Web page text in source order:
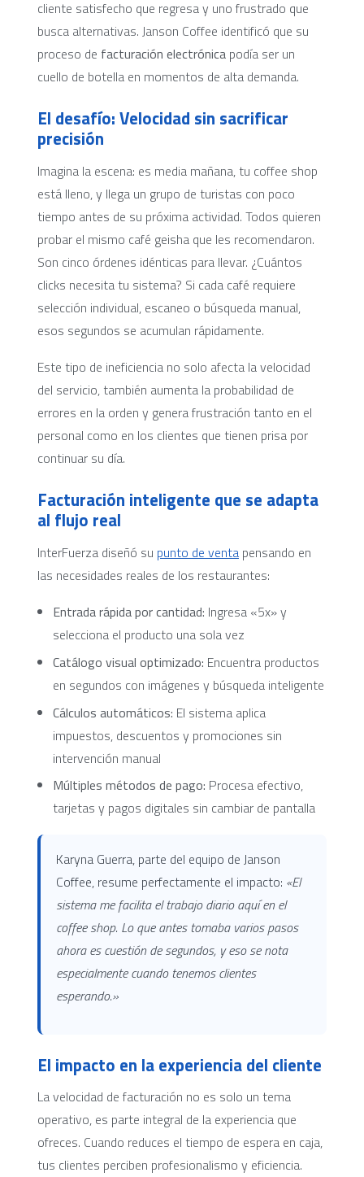
cliente satisfecho que regresa y uno frustrado que
busca alternativas. Janson Coffee identificó que su
proceso de facturación electrónica podía ser un
cuello de botella en momentos de alta demanda.
El desafío: Velocidad sin sacrificar
precisión
Imagina la escena: es media mañana, tu coffee shop
está lleno, y llega un grupo de turistas con poco
tiempo antes de su próxima actividad. Todos quieren
probar el mismo café geisha que les recomendaron.
Son cinco órdenes idénticas para llevar. ¿Cuántos
clicks necesita tu sistema? Si cada café requiere
selección individual, escaneo o búsqueda manual,
esos segundos se acumulan rápidamente.
Este tipo de ineficiencia no solo afecta la velocidad
del servicio, también aumenta la probabilidad de
errores en la orden y genera frustración tanto en el
personal como en los clientes que tienen prisa por
continuar su día.
Facturación inteligente que se adapta
al flujo real
InterFuerza diseñó su punto de venta pensando en
las necesidades reales de los restaurantes:
Entrada rápida por cantidad: Ingresa «5x» y
selecciona el producto una sola vez
Catálogo visual optimizado: Encuentra productos
en segundos con imágenes y búsqueda inteligente
Cálculos automáticos: El sistema aplica
impuestos, descuentos y promociones sin
intervención manual
Múltiples métodos de pago: Procesa efectivo,
tarjetas y pagos digitales sin cambiar de pantalla
Karyna Guerra, parte del equipo de Janson
Coffee, resume perfectamente el impacto: «El
sistema me facilita el trabajo diario aquí en el
coffee shop. Lo que antes tomaba varios pasos
ahora es cuestión de segundos, y eso se nota
especialmente cuando tenemos clientes
esperando.»
El impacto en la experiencia del cliente
La velocidad de facturación no es solo un tema
operativo, es parte integral de la experiencia que
ofreces. Cuando reduces el tiempo de espera en caja,
tus clientes perciben profesionalismo y eficiencia.